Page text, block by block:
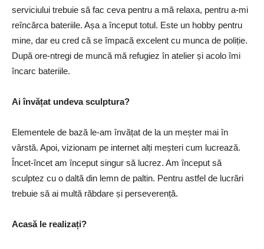
serviciului trebuie să fac ceva pentru a mă relaxa, pentru a-mi
reîncărca bateriile. Așa a început totul. Este un hobby pentru
mine, dar eu cred că se împacă excelent cu munca de poliție.
După ore-ntregi de muncă mă refugiez în atelier și acolo îmi
încarc bateriile.
Ai învățat undeva sculptura?
Elementele de bază le-am învățat de la un meșter mai în
vârstă. Apoi, vizionam pe internet alți meșteri cum lucrează.
Încet-încet am început singur să lucrez. Am început să
sculptez cu o daltă din lemn de paltin. Pentru astfel de lucrări
trebuie să ai multă răbdare și perseverență.
Acasă le realizați?